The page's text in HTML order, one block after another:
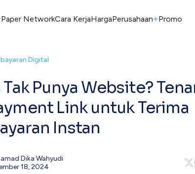
Paper NetworkCara KerjaHargaPerusahaan+Promo
Digital
Punya Website?
Link untuk Terima
Instan
Dika Wahyudi
18, 2024